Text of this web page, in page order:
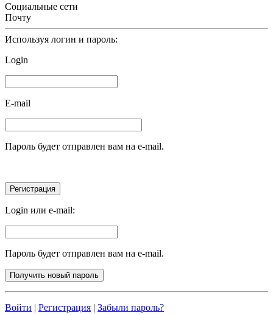
Социальные сети
Почту
Используя логин и пароль:
Login
E-mail
Пароль будет отправлен вам на e-mail.
Login или e-mail:
Пароль будет отправлен вам на e-mail.
Войти | Регистрация | Забыли пароль?